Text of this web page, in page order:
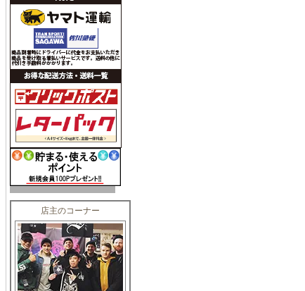
店主のコーナー